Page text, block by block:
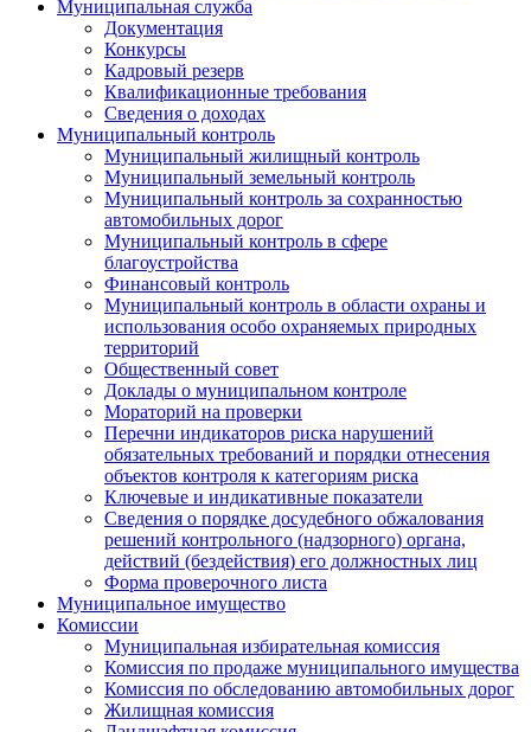
Муниципальная служба
Документация
Конкурсы
Кадровый резерв
Квалификационные требования
Сведения о доходах
Муниципальный контроль
Муниципальный жилищный контроль
Муниципальный земельный контроль
Муниципальный контроль за сохранностью
автомобильных дорог
Муниципальный контроль в сфере
благоустройства
Финансовый контроль
Муниципальный контроль в области охраны и
использования особо охраняемых природных
территорий
Общественный совет
Доклады о муниципальном контроле
Мораторий на проверки
Перечни индикаторов риска нарушений
обязательных требований и порядки отнесения
объектов контроля к категориям риска
Ключевые и индикативные показатели
Сведения о порядке досудебного обжалования
решений контрольного (надзорного) органа,
действий (бездействия) его должностных лиц
Форма проверочного листа
Муниципальное имущество
Комиссии
Муниципальная избирательная комиссия
Комиссия по продаже муниципального имущества
Комиссия по обследованию автомобильных дорог
Жилищная комиссия